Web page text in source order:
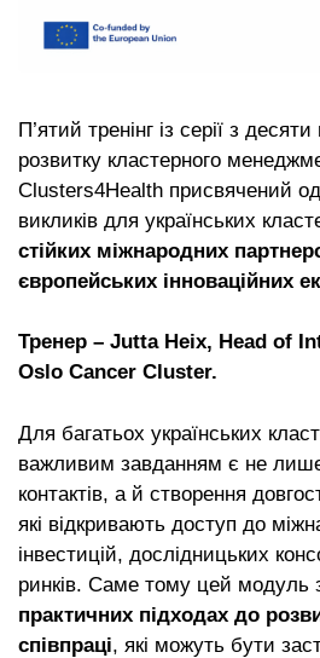
П’ятий тренінг із серії з
розвитку кластерного
Clusters4Health присвячений
викликів для українських
стійких міжнародних
європейських інноваційних
Тренер – Jutta Heix, Head of
Oslo Cancer Cluster.
Для багатьох українських
важливим завданням є не
контактів, а й створення
які відкривають доступ до
інвестицій, дослідницьких
ринків. Саме тому цей модуль
практичних підходах до
співпраці, які можуть бути